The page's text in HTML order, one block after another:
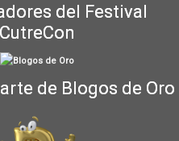
del Festival
CutreCon
de Blogos de Oro